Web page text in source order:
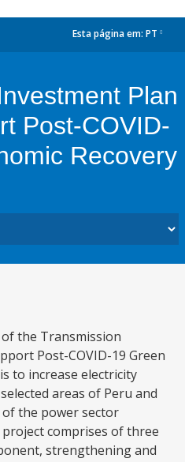
Esta página em: PT
Plan
Post-COVID-
Recovery
the Transmission
Post-COVID-19 Green
to increase electricity
areas of Peru and
the power sector
comprises of three
strengthening and